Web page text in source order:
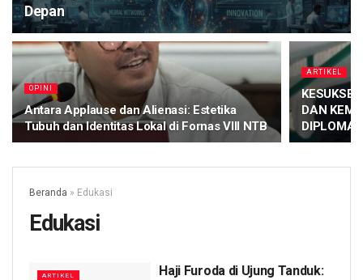
Depan
OPINI
Antara Applause dan Alienasi: Estetika
Tubuh dan Identitas Lokal di Fornas VIII NTB
ARTIKEL
DAN
Beranda » Edukasi
Edukasi
ARTIKEL
Haji Furoda di Ujung Tanduk: